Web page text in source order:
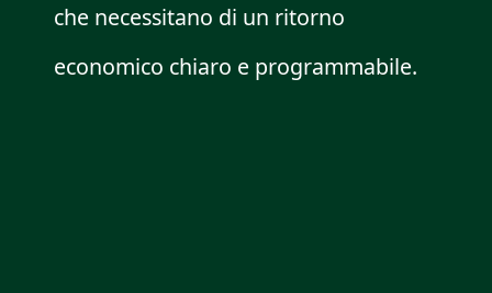
che necessitano di un ritorno
economico chiaro e programmabile.